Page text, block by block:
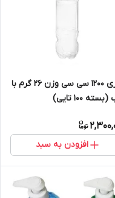
بطری ۱۲۰۰ سی سی وزن ۲۶ گرم با
۱۰۰ تایی)
افزودن به سبد